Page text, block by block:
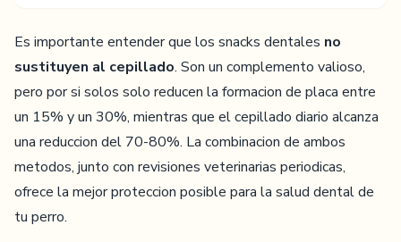
Es importante entender que los snacks dentales no
sustituyen al cepillado. Son un complemento valioso,
pero por si solos solo reducen la formacion de placa entre
un 15% y un 30%, mientras que el cepillado diario alcanza
una reduccion del 70-80%. La combinacion de ambos
metodos, junto con revisiones veterinarias periodicas,
ofrece la mejor proteccion posible para la salud dental de
tu perro.